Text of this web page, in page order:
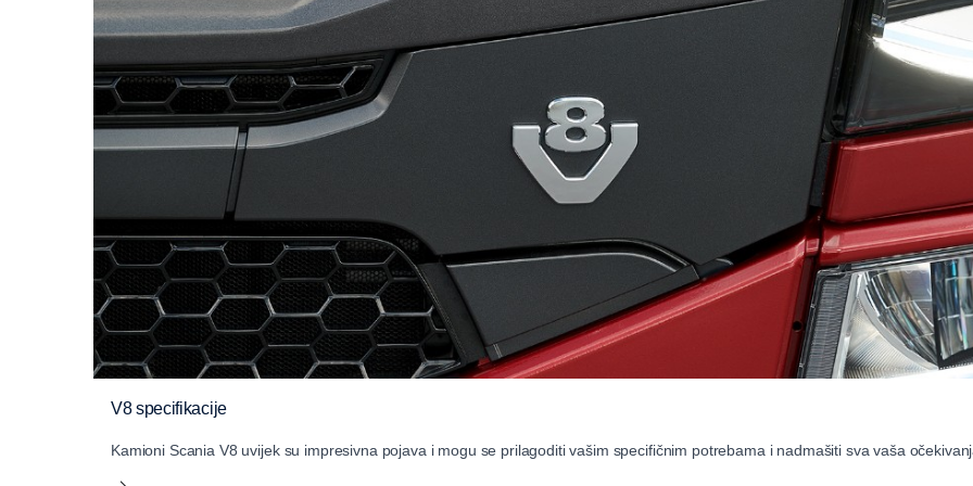
V8 specifikacije
Kamioni Scania V8 uvijek su impresivna pojava i mogu se prilagoditi vašim specifičnim potrebama i nadmašiti sva vaša